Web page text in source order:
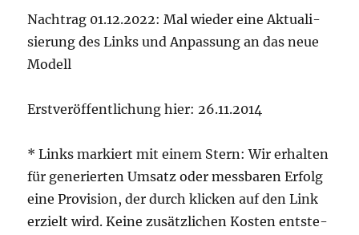
Nach­trag 01.12.2022: Mal wie­der eine Aktua­li­
sie­rung des Links und Anpas­sung an das neue
Modell
Erst­ver­öf­fent­li­chung hier: 26.11.2014
* Links mar­kiert mit einem Stern: Wir erhal­ten
für gene­rier­ten Umsatz oder mess­ba­ren Erfolg
eine Pro­vi­si­on, der durch kli­cken auf den Link
erzielt wird. Kei­ne zusätz­li­chen Kos­ten ent­ste­